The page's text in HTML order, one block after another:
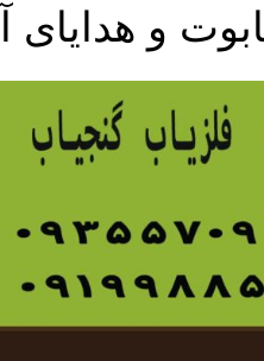
و هدایای